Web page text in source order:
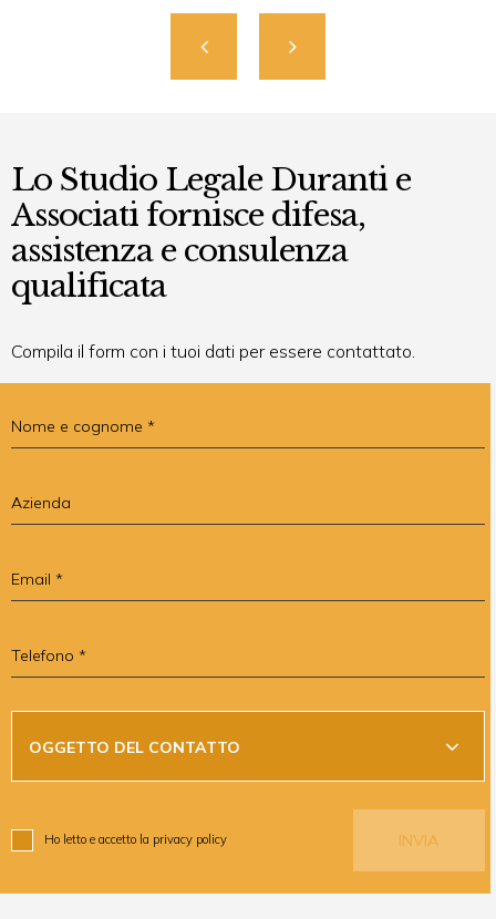
Lo Studio Legale Duranti e
Associati fornisce difesa,
assistenza e consulenza
qualificata
Compila il form con i tuoi dati per essere contattato.
Nome e cognome
Azienda
Email
Telefono
OGGETTO DEL CONTATTO
Ho letto e accetto la privacy policy